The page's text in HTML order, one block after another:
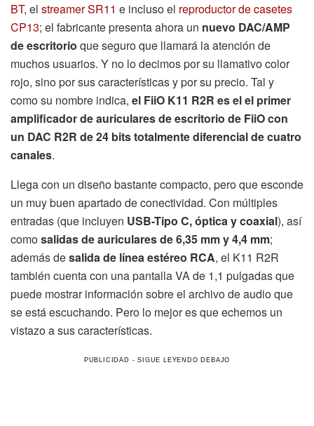
BT, el streamer SR11 e incluso el reproductor de casetes
CP13; el fabricante presenta ahora un nuevo DAC/AMP
de escritorio que seguro que llamará la atención de
muchos usuarios. Y no lo decimos por su llamativo color
rojo, sino por sus características y por su precio. Tal y
como su nombre indica, el FiiO K11 R2R es el el primer
amplificador de auriculares de escritorio de FiiO con
un DAC R2R de 24 bits totalmente diferencial de cuatro
canales.
Llega con un diseño bastante compacto, pero que esconde
un muy buen apartado de conectividad. Con múltiples
entradas (que incluyen USB-Tipo C, óptica y coaxial), así
comosalidas de auriculares de 6,35 mm y 4,4 mm;
además desalida de línea estéreo RCA, el K11 R2R
también cuenta con una pantalla VA de 1,1 pulgadas que
puede mostrar información sobre el archivo de audio que
se está escuchando. Pero lo mejor es que echemos un
vistazo a sus características.